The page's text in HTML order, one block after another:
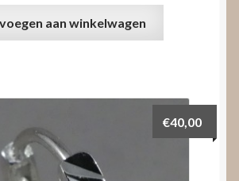
aan winkelwagen
€40,00